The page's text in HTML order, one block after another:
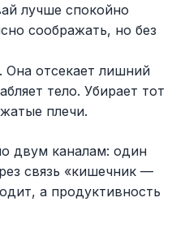
лучше спокойно
соображать, но без
отсекает лишний
тело. Убирает тот
плечи.
двум каналам: один
связь «кишечник —
а продуктивность